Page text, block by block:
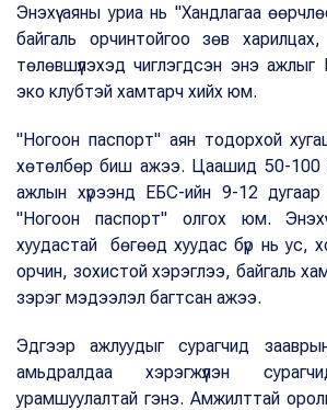
Энэхүү аяны уриа нь "Хандлагаа
байгаль орчинтойгоо зөв
төлөвшүүлэхэд чиглэгдсэн энэ
эко клубтэй хамтарч хийх юм.
"Ногоон паспорт" аян тодорхой
хөтөлбөр биш ажээ. Цаашид 50-100
ажлын хүрээнд ЕБС-ийн 9-12 дугаар
"Ногоон паспорт" олгох юм.
хуудастай бөгөөд хуудас бүр нь ус,
орчин, зохистой хэрэглээ, байгаль
зэрэг мэдээлэл багтсан ажээ.
Эдгээр ажлуудыг сурагчид
амьдралдаа хэрэгжүүлэн
урамшуулалтай гэнэ. Амжилттай